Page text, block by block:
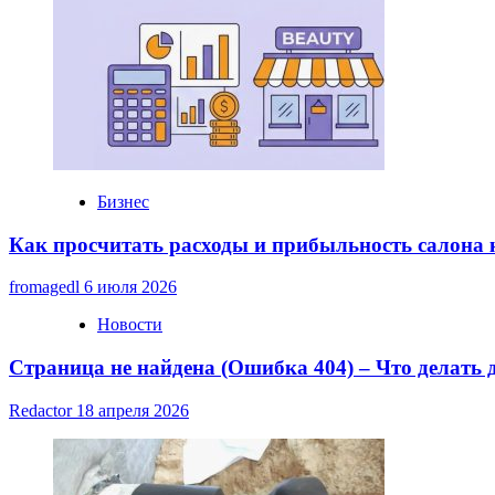
Бизнес
Как просчитать расходы и прибыльность салона
fromagedl 6 июля 2026
Новости
Страница не найдена (Ошибка 404) – Что делать
Redactor 18 апреля 2026